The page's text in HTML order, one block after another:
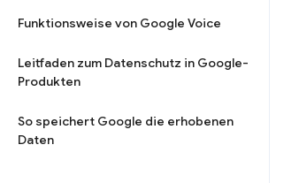
Funktionsweise von Google Voice
Leitfaden zum Datenschutz in Google-
Produkten
So speichert Google die erhobenen
Daten